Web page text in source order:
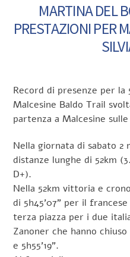
MARTINA DEL
PRESTAZIONI PER
Record di presenze per la
Malcesine Baldo Trail
partenza a Malcesine
Nella giornata di sabato 2
distanze lunghe di 52km
D+).
Nella 52km vittoria e
di 5h45’07” per il
terza piazza per i due
Zanoner che hanno
e 5h55’19”.